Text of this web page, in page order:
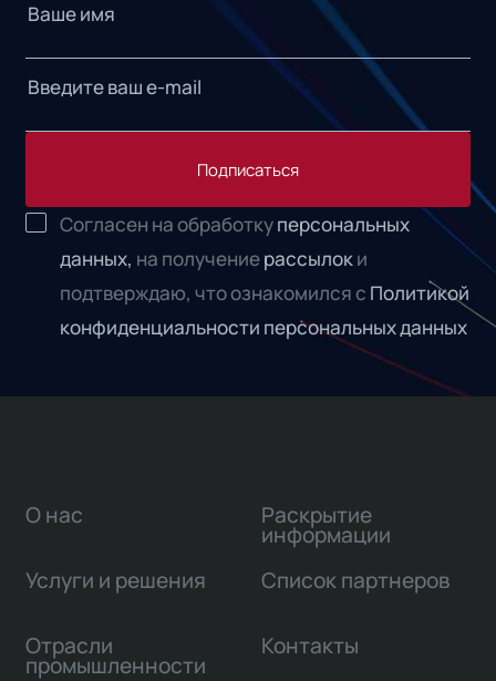
Подписаться
Согласен на обработкуперсональных
данных, на получениерассылоки
подтверждаю, что ознакомился с Политикой
конфиденциальности персональных данных
О нас
Услуги и решения
Отрасли
промышленности
Раскрытие
информации
Список партнеров
Контакты